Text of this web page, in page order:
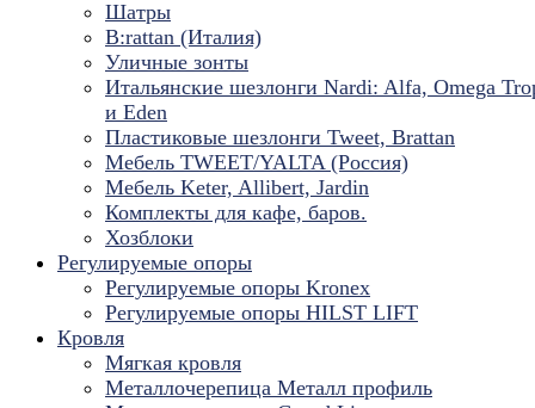
Шатры
B:rattan (Италия)
Уличные зонты
Итальянские шезлонги Nardi: Alfa, Omega
и Eden
Пластиковые шезлонги Tweet, Brattan
Мебель TWEET/YALTA (Россия)
Мебель Keter, Allibert, Jardin
Комплекты для кафе, баров.
Хозблоки
Регулируемые опоры
Регулируемые опоры Kronex
Регулируемые опоры HILST LIFT
Кровля
Мягкая кровля
Металлочерепица Металл профиль